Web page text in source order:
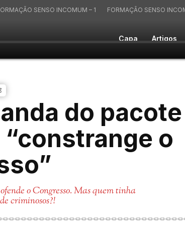
Capa Artigos
SENSO INCOMUM – 1 FORMAÇÃO SENSO
do pacote
o
o Congresso. Mas quem tinha
criminosos?!